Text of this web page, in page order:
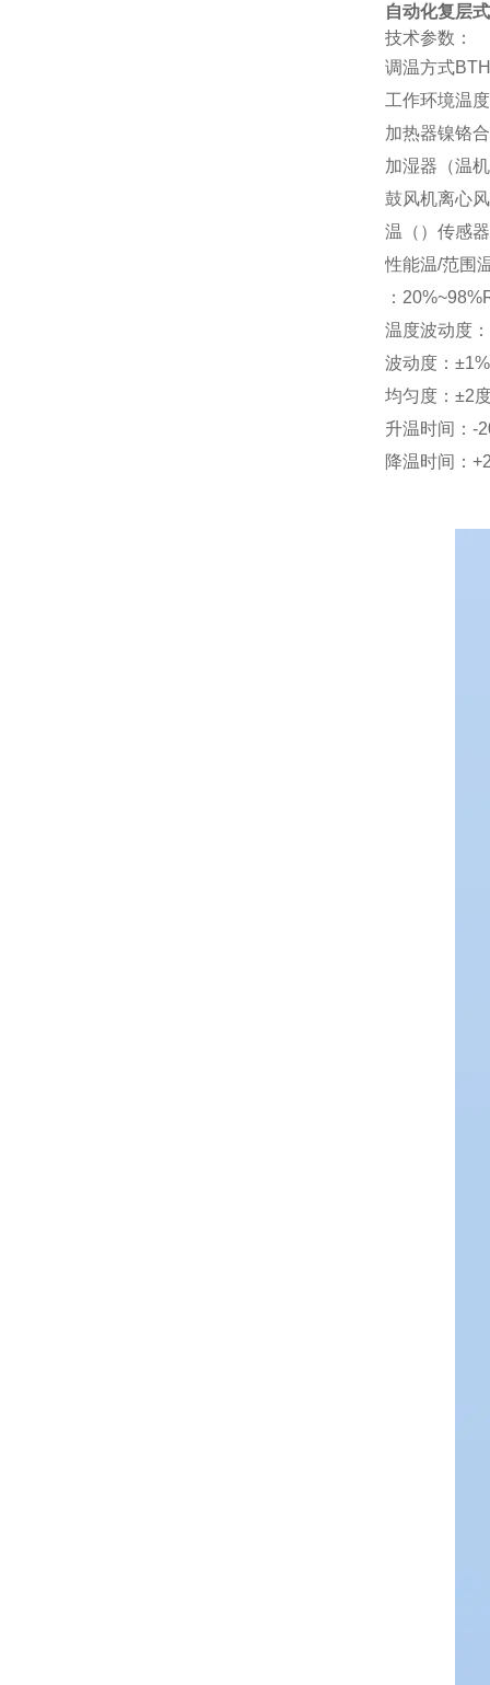
自动化复层
技术参数：
调温方式
工作环境温
加热器镍铬
加湿器（温
鼓风机离心
温（）传感
性能温/范围
：
温度波动度
波动度：
均匀度：±2
升温时间：-
降温时间：